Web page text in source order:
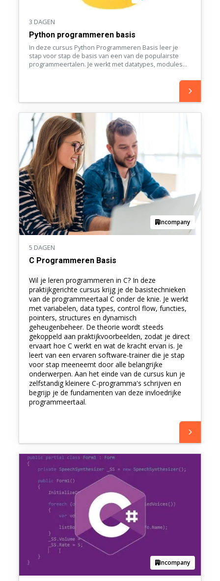
3 DAGEN
Python programmeren basis
In deze cursus Python Programmeren Basis leer je
stap voor stap de basis van een van de populairste
programmeertalen. Je werkt met datatypes, modules
programmeren. Ideaal voor beginnende developers.
Incompany
5 DAGEN
C Programmeren Basis
Wil je leren programmeren in C? In deze
praktijkgerichte cursus krijg je de basistechnieken
van de programmeertaal C onder de knie. Je werkt
met variabelen, data types, control flow, functies,
pointers, structures en dynamisch
geheugenbeheer. De theorie wordt steeds
gekoppeld aan praktijkvoorbeelden, zodat je direct
ervaart hoe C werkt en wat de kracht ervan is. Je
leert van een ervaren software-trainer die je stap
voor stap meeneemt door alle belangrijke
onderwerpen. Aan het einde van de cursus kun je
zelfstandig kleinere C-programma's schrijven en
begrijp je de fundamenten van deze invloedrijke
programmeertaal.
Incompany